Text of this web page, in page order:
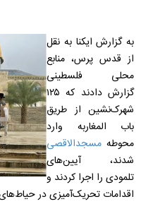
به گزارش ایکنا به نقل
از قدس پرس، منابع
محلی فلسطینی
گزارش دادند که ۱۲۵
شهرک‌نشین از طریق
باب المغاربه وارد
محوطه مسجدالاقصی
شدند، آیین‌های
تلمودی را اجرا کردند و
اقدامات تحریک‌آمیزی در